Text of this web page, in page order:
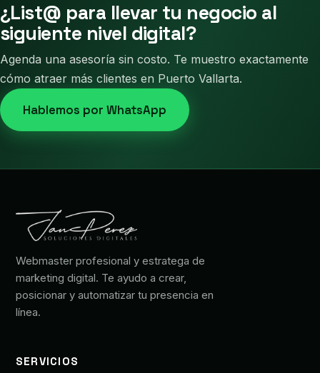
¿List@ para llevar tu negocio al
siguiente nivel digital?
Agenda una asesoría sin costo. Te muestro exactamente
cómo atraer más clientes en Puerto Vallarta.
Hablemos por WhatsApp
Webmaster profesional y estratega de
marketing digital. Te ayudo a crear,
posicionar y automatizar tu presencia en
línea.
SERVICIOS